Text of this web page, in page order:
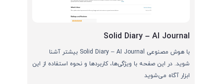
Solid Diary – AI Journal
با هوش مصنوعی Solid Diary – AI Journal بیشتر آشنا
شوید. در این صفحه با ویژگی‌ها، کاربردها و نحوه استفاده از این
ابزار آگاه می‌شوید